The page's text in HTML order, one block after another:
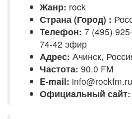
Жанр: rock
Страна (Город) :
Телефон: 7 (495)
74-42 эфир
Адрес: Ачинск,
Частота: 90.0 FM
E-mail: info@rockfm.ru
Официальный сайт: